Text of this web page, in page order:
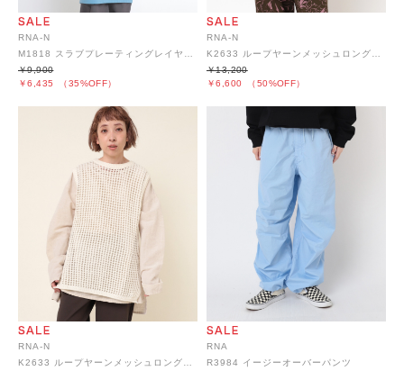
RNA-N
￥6,435 （35%OFF）
￥9,900
RNA-N
￥6,600 （50%OFF）
￥13,200
RNA-N
RNA
R3984 イージーオーバーパンツ